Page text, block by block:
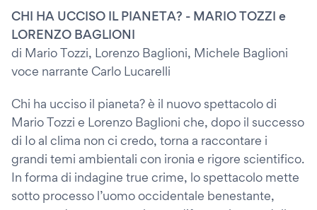
CHI HA UCCISO IL PIANETA? - MARIO TOZZI e
LORENZO BAGLIONI
di Mario Tozzi, Lorenzo Baglioni, Michele Baglioni
voce narrante Carlo Lucarelli
Chi ha ucciso il pianeta? è il nuovo spettacolo di
Mario Tozzi e Lorenzo Baglioni che, dopo il successo
di Io al clima non ci credo, torna a raccontare i
grandi temi ambientali con ironia e rigore scientifico.
In forma di indagine true crime, lo spettacolo mette
sotto processo l’uomo occidentale benestante,